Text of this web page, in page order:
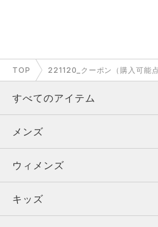
TOP 221120_クーポン（購入可能
すべてのアイテム
メンズ
ウィメンズ
キッズ
メンズ
トップス
ボトムス
ウィメンズ
トップス
キッズ